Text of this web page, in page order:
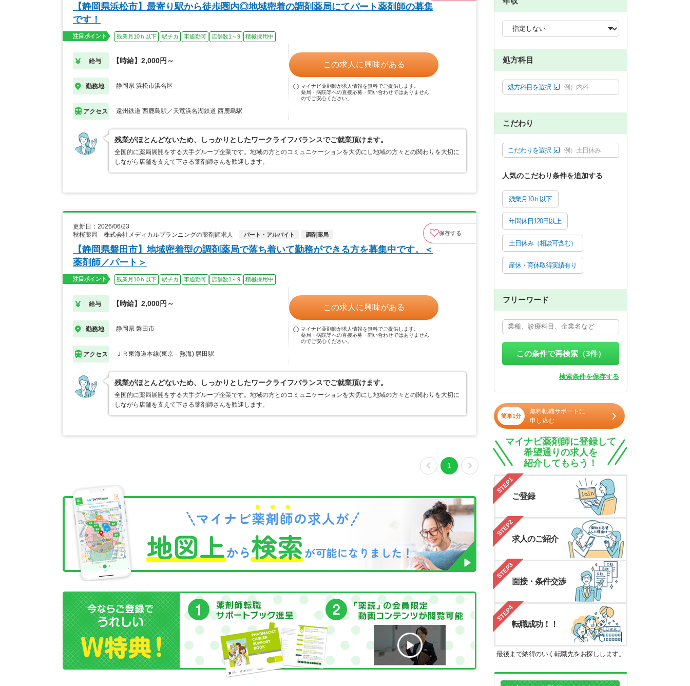
【静岡県浜松市】最寄り駅から徒歩圏内◎地域密着の調剤薬局にてパート薬剤師の募集
です！
注目ポイント 残業月10ｈ以下 駅チカ 車通勤可 店舗数1～9 積極採用中
給与 【時給】2,000円～
勤務地 静岡県 浜松市浜名区
アクセス 遠州鉄道 西鹿島駅／天竜浜名湖鉄道 西鹿島駅
この求人に興味がある
マイナビ薬剤師が求人情報を無料でご提供します。
薬局・病院等への直接応募・問い合わせではありません
のでご安心ください。
残業がほとんどないため、しっかりとしたワークライフバランスでご就業頂けます。
全国的に薬局展開をする大手グループ企業です。地域の方とのコミュニケーションを大切にし地域の方々との関わりを大切に
しながら店舗を支えて下さる薬剤師さんを歓迎します。
更新日：2026/06/23
秋桜薬局 株式会社メディカルプランニングの薬剤師求人
パート・アルバイト 調剤薬局 保存する
【静岡県磐田市】地域密着型の調剤薬局で落ち着いて勤務ができる方を募集中です。＜
薬剤師／パート＞
注目ポイント 残業月10ｈ以下 駅チカ 車通勤可 店舗数1～9 積極採用中
給与 【時給】2,000円～
勤務地 静岡県 磐田市
アクセス ＪＲ東海道本線(東京－熱海) 磐田駅
この求人に興味がある
マイナビ薬剤師が求人情報を無料でご提供します。
薬局・病院等への直接応募・問い合わせではありません
のでご安心ください。
残業がほとんどないため、しっかりとしたワークライフバランスでご就業頂けます。
全国的に薬局展開をする大手グループ企業です。地域の方とのコミュニケーションを大切にし地域の方々との関わりを大切に
しながら店舗を支えて下さる薬剤師さんを歓迎します。
1
処方科目
処方科目を選択 例）内科
こだわり
こだわりを選択 例）土日休み
人気のこだわり条件を追加する
残業月10ｈ以下
年間休日120日以上
土日休み（相談可含む）
産休・育休取得実績有り
フリーワード
この条件で再検索（3件）
検索条件を保存する
簡単1分
無料転職サポートに
申し込む
マイナビ薬剤師に登録して
希望通りの求人を
紹介してもらう！
STEP1
ご登録
STEP2
求人のご紹介
STEP3
面接・条件交渉
STEP4
転職成功！！
最後まで納得のいく転職先をお探しします。